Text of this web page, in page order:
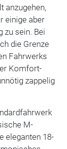
anzugehen,
einige aber
zu sein. Bei
die Grenze
Fahrwerks
Komfort-
zappelig
M-
eleganten 18-